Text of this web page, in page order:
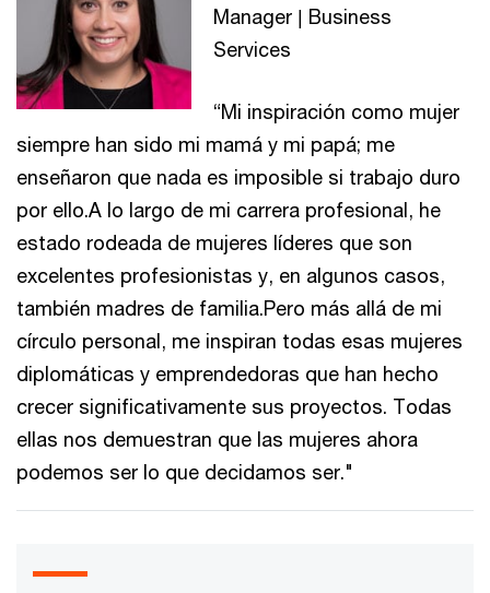
Manager | Business
Services
“Mi inspiración como mujer
siempre han sido mi mamá y mi papá; me
enseñaron que nada es imposible si trabajo duro
por ello.A lo largo de mi carrera profesional, he
estado rodeada de mujeres líderes que son
excelentes profesionistas y, en algunos casos,
también madres de familia.Pero más allá de mi
círculo personal, me inspiran todas esas mujeres
diplomáticas y emprendedoras que han hecho
crecer significativamente sus proyectos. Todas
ellas nos demuestran que las mujeres ahora
podemos ser lo que decidamos ser."